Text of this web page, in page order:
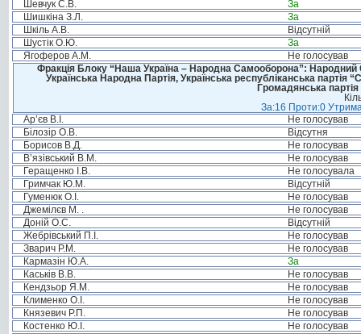
Шевчук С.В.
За
Шишкіна З.Л.
За
Шкіль А.В.
Відсутній
Шустік О.Ю.
За
Ягоферов А.М.
Не голосував
Фракція Блоку “Наша Україна – Народна Самооборона”: Народний
Українська Народна Партія, Українська республіканська
Громадянська
За:16 Проти:0
Ар’єв В.І.
Не голосував
Білозір О.В.
Відсутня
Борисов В.Д.
Не голосував
В’язівський В.М.
Не голосував
Геращенко І.В.
Не голосувала
Гримчак Ю.М.
Відсутній
Гуменюк О.І.
Не голосував
Джемілєв М. .
Не голосував
Доній О.С.
Відсутній
Жебрівський П.І.
Не голосував
Зварич Р.М.
Не голосував
Кармазін Ю.А.
За
Каськів В.В.
Не голосував
Кендзьор Я.М.
Не голосував
Клименко О.І.
Не голосував
Князевич Р.П.
Не голосував
Костенко Ю.І.
Не голосував